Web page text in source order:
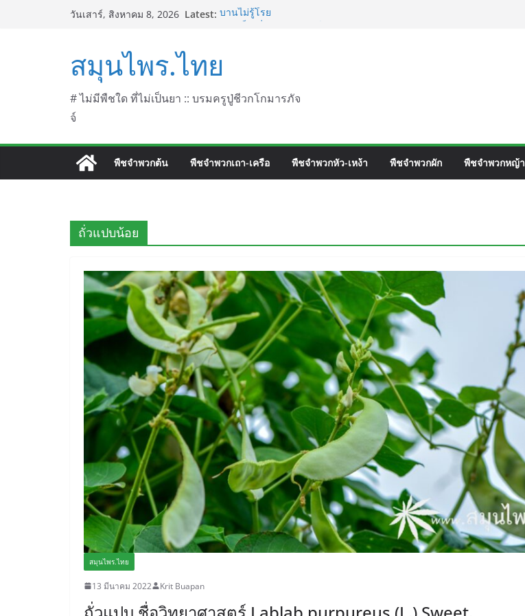
วันเสาร์, สิงหาคม 8, 2026 Latest: บานไม่รู้โรย
บานไม่รู้โรยป่า ชื่อวิทยาศาสตร์ Gomphrena celosioides Mart.
สมุนไพร.ไทย
# ไม่มีพืชใด ที่ไม่เป็นยา :: บรมครูปู่ชีวกโกมารภัจ
จ์
พืชจำพวกต้น พืชจำพวกเถา-เครือ พืชจำพวกหัว-เหง้า พืชจำพวกผัก พืชจำพวกหญ้า
ถั่วแปบน้อย
สมุนไพร.ไทย
13 มีนาคม 2022 Krit Buapan